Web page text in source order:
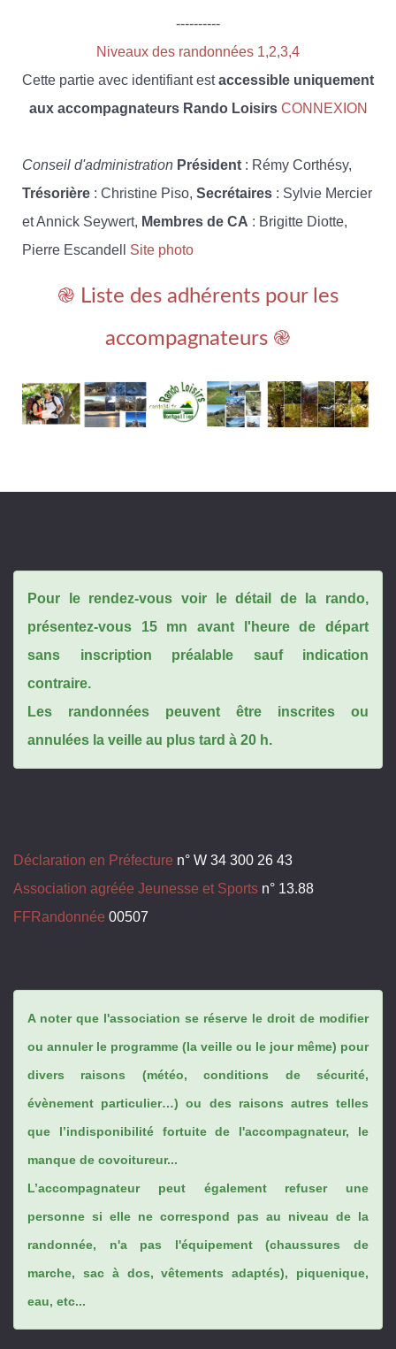
----------
Niveaux des randonnées 1,2,3,4
Cette partie avec identifiant estaccessible uniquement
aux accompagnateurs Rando Loisirs CONNEXION
Conseil d'administration Président : Rémy Corthésy,
Trésorière : Christine Piso, Secrétaires : Sylvie Mercier
et Annick Seywert, Membres de CA : Brigitte Diotte,
Pierre Escandell Site photo
֎ Liste des adhérents pour les
accompagnateurs ֎
Pour le rendez-vous voir le détail de la rando,
présentez-vous 15 mn avant l'heure de départ
sans inscription préalable sauf indication
contraire.
Les randonnées peuvent être inscrites ou
annulées la veille au plus tard à 20 h.
Déclaration en Préfecture n° W 34 300 26 43
Association agréée Jeunesse et Sports n° 13.88
FFRandonnée 00507
A noter que l'association se réserve le droit de modifier
ou annuler le programme (la veille ou le jour même) pour
divers raisons (météo, conditions de sécurité,
évènement particulier…) ou des raisons autres telles
que l’indisponibilité fortuite de l'accompagnateur, le
manque de covoitureur...
L’accompagnateur peut également refuser une
personne si elle ne correspond pas au niveau de la
randonnée, n'a pas l'équipement (chaussures de
marche, sac à dos, vêtements adaptés), piquenique,
eau, etc...